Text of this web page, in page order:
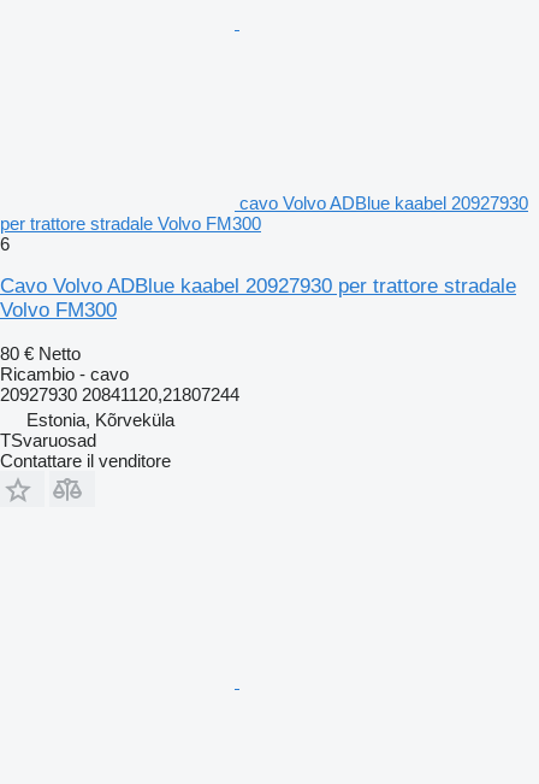
cavo Volvo ADBlue kaabel 20927930
per trattore stradale Volvo FM300
6
Cavo Volvo ADBlue kaabel 20927930 per trattore stradale
Volvo FM300
80 € Netto
Ricambio - cavo
20927930 20841120,21807244
Estonia, Kõrveküla
TSvaruosad
Contattare il venditore